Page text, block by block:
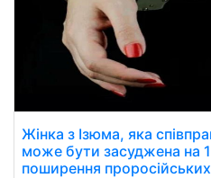
Жінка з Ізюма, яка
може бути засуджена на
поширення